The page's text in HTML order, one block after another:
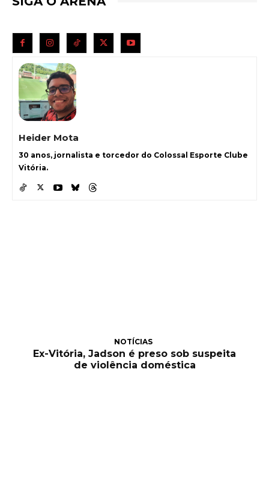
Heider Mota
30 anos, jornalista e torcedor do Colossal Esporte Clube
Vitória.
NOTÍCIAS
Ex-Vitória, Jadson é preso sob suspeita
de violência doméstica